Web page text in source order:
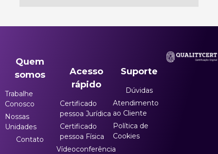
Quem
somos
Trabalhe
Conosco
Nossas
Unidades
Contato
Acesso
rápido
Certificado
pessoa Jurídica
Certificado
pessoa Física
Vídeoconferência
Suporte
Dúvidas
Atendimento
ao Cliente
Política de
Cookies